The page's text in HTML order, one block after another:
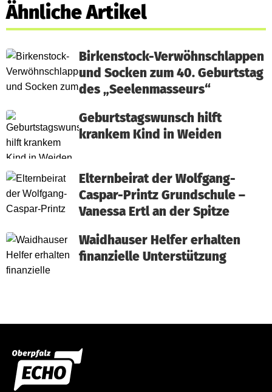
Ähnliche Artikel
Birkenstock-Verwöhnschlappen
und Socken zum 40. Geburtstag
des „Seelenmasseurs“
Geburtstagswunsch hilft
krankem Kind in Weiden
Elternbeirat der Wolfgang-
Caspar-Printz Grundschule –
Vanessa Ertl an der Spitze
Waidhauser Helfer erhalten
finanzielle Unterstützung